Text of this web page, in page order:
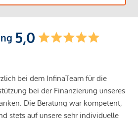
5,0
bei dem InfinaTeam für die
bei der Finanzierung unseres
Die Beratung war kompetent,
stets auf unsere sehr individuelle